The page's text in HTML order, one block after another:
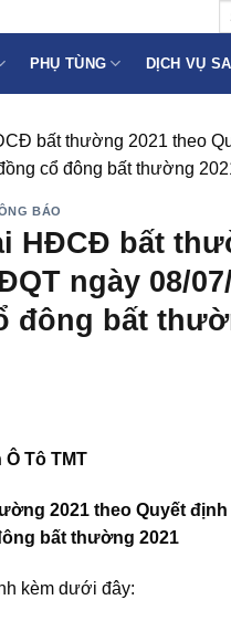
PHỤ TÙNG DỊCH VỤ
bất thường 2021 theo
cổ đông bất thường
BÁO
HĐCĐ bất
ngày 08/
đông bất
Ô Tô TMT
2021 theo Quyết định
bất thường 2021
kèm dưới đây: